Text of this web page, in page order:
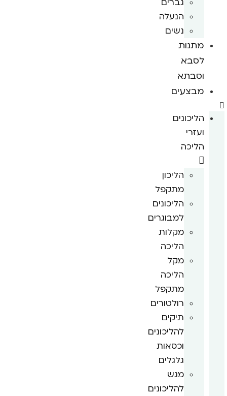
הנעלה
נשים
מתנות
לסבא
וסבתא
מבצעים
הליכונים
ועזרי
הליכה
הליכון
מתקפל
הליכונים
למבוגרים
מקלות
הליכה
מקל
הליכה
מתקפל
רולטורים
תיקים
להליכונים
וכסאות
גלגלים
מגש
להליכונים